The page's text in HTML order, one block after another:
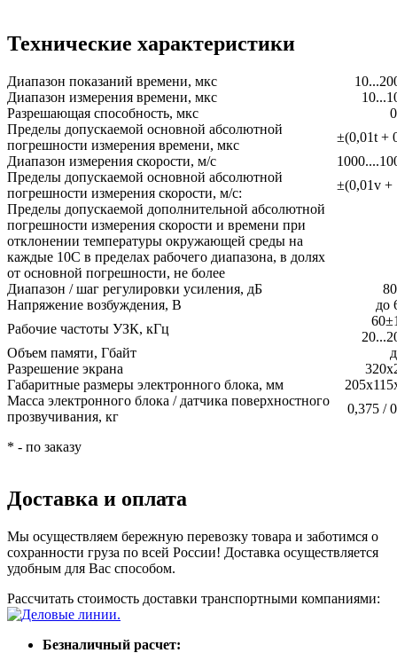
Технические характеристики
Диапазон показаний времени, мкс
Диапазон измерения времени, мкс
Разрешающая способность, мкс
Пределы допускаемой основной абсолютной
погрешности измерения времени, мкс
±(0,01t +
Диапазон измерения скорости, м/с
Пределы допускаемой основной абсолютной
погрешности измерения скорости, м/с:
±(0,01v +
Пределы допускаемой дополнительной абсолютной
погрешности измерения скорости и времени при
отклонении температуры окружающей среды на
каждые 10С в пределах рабочего диапазона, в долях
от основной погрешности, не более
Диапазон / шаг регулировки усиления, дБ
Напряжение возбуждения, В
до
Рабочие частоты УЗК, кГц
Объем памяти, Гбайт
Разрешение экрана
Габаритные размеры электронного блока, мм
Масса электронного блока / датчика поверхностного
прозвучивания, кг
0,375 /
* - по заказу
Доставка и оплата
Мы осуществляем бережную перевозку товара и заботимся о
сохранности груза по всей России! Доставка осуществляется
удобным для Вас способом.
Рассчитать стоимость доставки транспортными компаниями:
Безналичный расчет: